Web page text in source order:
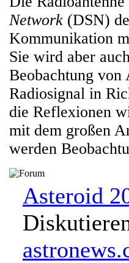
Network (DSN)
Kommunikation
Sie wird aber
Beobachtung von
Radiosignal in
die Reflexionen
mit dem großen
werden
Asteroid